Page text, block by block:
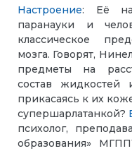
Настроение: Её
паранауки и
классическое
мозга. Говорят,
предметы на
состав
прикасаясь к их
супершарлатанкой?
психолог,
образования»